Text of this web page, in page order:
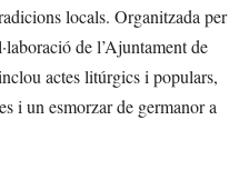
locals. Organitzada per
de l’Ajuntament de
actes litúrgics i populars,
i un esmorzar de germanor a